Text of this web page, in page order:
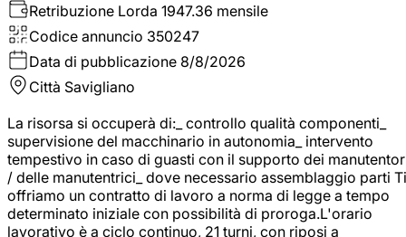
Retribuzione Lorda 1947.36 mensile
Codice annuncio 350247
Data di pubblicazione 8/8/2026
Città Savigliano
La risorsa si occuperà di:_ controllo qualità componenti_
supervisione del macchinario in autonomia_ intervento
tempestivo in caso di guasti con il supporto dei
/ delle manutentrici_ dove necessario assemblaggio parti Ti
offriamo un contratto di lavoro a norma di legge a tempo
determinato iniziale con possibilità di proroga.L'orario
lavorativo è a ciclo continuo, 21 turni, con riposi a